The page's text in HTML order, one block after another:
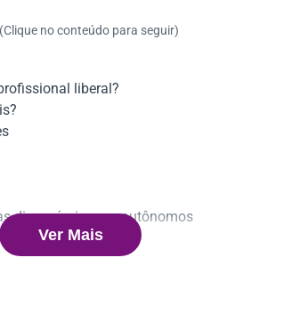
(Clique no conteúdo para seguir)
liberal?
disponíveis para autônomos
de contribuição
da contribuição
Ver Mais